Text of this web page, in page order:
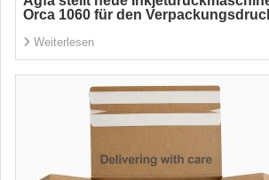
Orca 1060 für den
Weiterlesen